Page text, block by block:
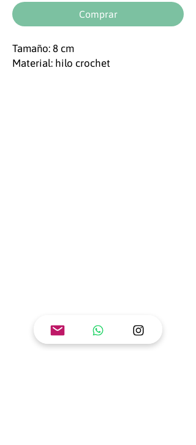
Comprar
Tamaño: 8 cm
Material: hilo crochet